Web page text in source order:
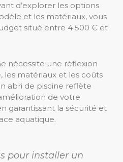
d’explorer les options
et les matériaux, vous
situé entre 4 500 € et
nécessite une réflexion
les matériaux et les coûts
abri de piscine reflète
de votre
garantissant la sécurité et
aquatique.
pour installer un